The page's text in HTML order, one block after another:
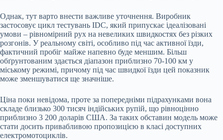
Однак, тут варто внести важливе уточнення. Виробник
застосовує цикл тестувань IDC, який припускає ідеалізовані
умови – рівномірний рух на невеликих швидкостях без різких
розгонів. У реальному світі, особливо під час активної їзди,
фактичний пробіг майже напевно буде меншим. Більш
обґрунтованим здається діапазон приблизно 70-100 км у
міському режимі, причому під час швидкої їзди цей показник
може зменшуватися ще значніше.
Ціна поки невідома, проте за попередніми підрахунками вона
складе близько 300 тисяч індійських рупій, що рівноцінно
приблизно 3 200 доларів США. За таких обставин модель може
стати досить привабливою пропозицією в класі доступних
електромотоциклів.